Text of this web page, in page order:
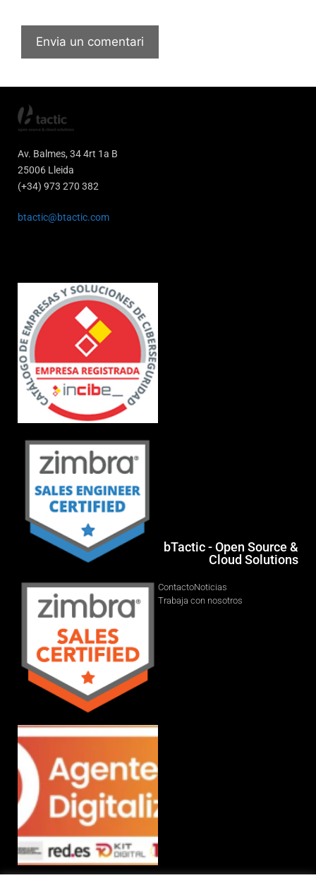
Av. Balmes, 34 4rt 1a B
25006 Lleida
(+34) 973 270 382
btactic@btactic.com
bTactic - Open Source &
Cloud Solutions
ContactoNoticias
Trabaja con nosotros